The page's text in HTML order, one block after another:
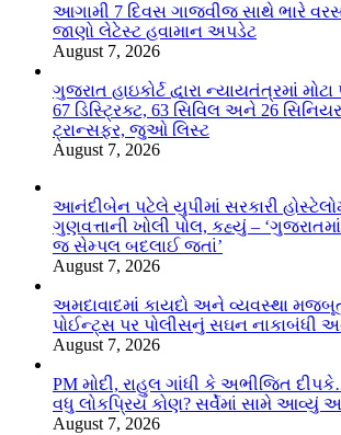
આગામી 7 દિવસ ગાજવીજ સાથે ભારે
જાણો લેટેસ્ટ હવામાન અપડેટ
August 7, 2026
ગુજરાત હાઇકોર્ટ દ્વારા ન્યાયતંત્રમાં
67 ડિસ્ટ્રિક્ટ, 63 સિવિલ અને 26
ટ્રાન્સફર, જુઓ લિસ્ટ
August 7, 2026
આનંદીબેન પટેલે યુપીમાં સરકારી
ગુણવત્તાની ખોલી પોલ, કહ્યું –
જ સેમ્પલ બદલાઈ જતાં’
August 7, 2026
અમદાવાદમાં કાયદો અને વ્યવસ્થા
પોઈન્ટ્સ પર પોલીસનું સઘન
August 7, 2026
PM મોદી, રાહુલ ગાંધી કે અભીજિત
વધુ લોકપ્રિય કોણ? સર્વેમાં સામે આવ્યું
August 7, 2026